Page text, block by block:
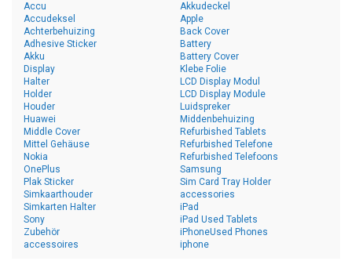
Accu
Accudeksel
Achterbehuizing
Adhesive Sticker
Akku
Akkudeckel
Apple
Back Cover
Battery
Battery Cover
Display
Halter
Holder
Houder
Huawei
Klebe Folie
LCD Display Modul
LCD Display Module
Luidspreker
Middenbehuizing
Middle Cover
Mittel Gehäuse
Nokia
OnePlus
Plak Sticker
Refurbished Tablets
Refurbished Telefone
Refurbished Telefoons
Samsung
Sim Card Tray Holder
Simkaarthouder
Simkarten Halter
Sony
Zubehör
accessoires
accessories
iPad
iPad Used Tablets
iPhoneUsed Phones
iphone